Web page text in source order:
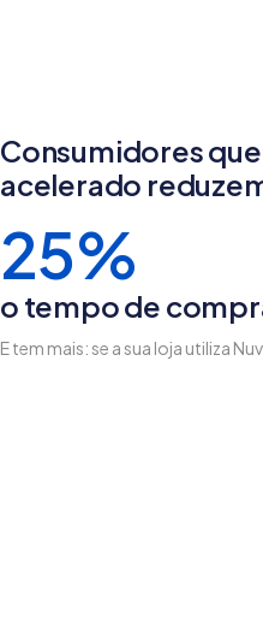
Consumidores
acelerado
25%
o tempo de
E tem mais: se a sua loja utiliza